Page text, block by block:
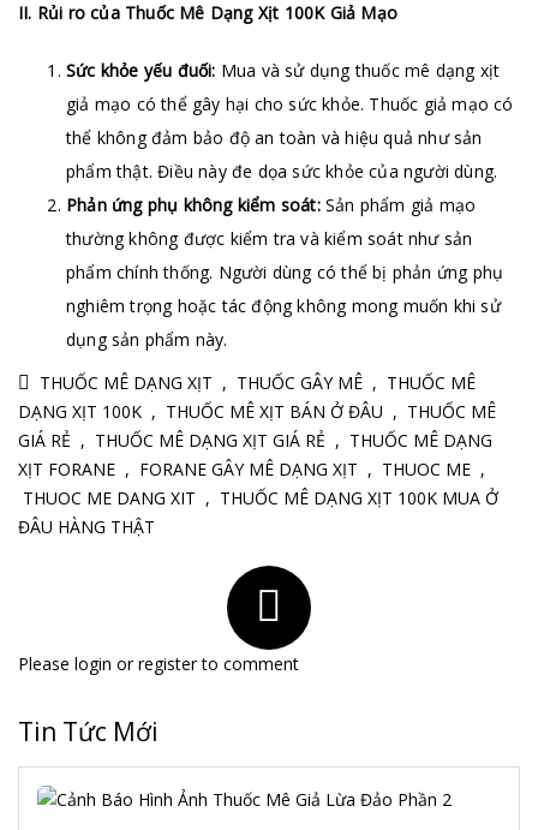
II. Rủi ro của Thuốc Mê Dạng Xịt 100K Giả Mạo
Sức khỏe yếu đuối: Mua và sử dụng thuốc mê dạng xịt
giả mạo có thể gây hại cho sức khỏe. Thuốc giả mạo có
thể không đảm bảo độ an toàn và hiệu quả như sản
phẩm thật. Điều này đe dọa sức khỏe của người dùng.
Phản ứng phụ không kiểm soát:Sản phẩm giả mạo
thường không được kiểm tra và kiểm soát như sản
phẩm chính thống. Người dùng có thể bị phản ứng phụ
nghiêm trọng hoặc tác động không mong muốn khi sử
dụng sản phẩm này.
THUỐC MÊ DẠNG XỊT , THUỐC GÂY MÊ , THUỐC MÊ
DẠNG XỊT 100K , THUỐC MÊ XỊT BÁN Ở ĐÂU , THUỐC MÊ
GIÁ RẺ , THUỐC MÊ DẠNG XỊT GIÁ RẺ , THUỐC MÊ DẠNG
XỊT FORANE , FORANE GÂY MÊ DẠNG XỊT , THUOC ME ,
THUOC ME DANG XIT , THUỐC MÊ DẠNG XỊT 100K MUA Ở
ĐÂU HÀNG THẬT
Please login orregisterto comment
Tin Tức Mới